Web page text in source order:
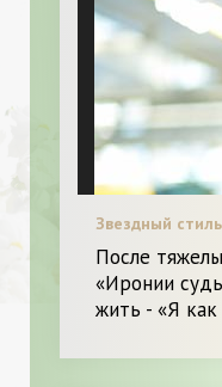
Звездный
После
«Иронии
жить - «Я как